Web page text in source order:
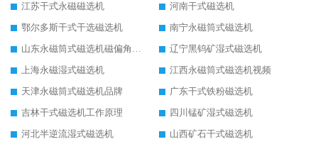
江苏干式永磁磁选机
河南干式磁选机
鄂尔多斯干式干选磁选机
南宁永磁筒式磁选机
山东永磁筒式磁选机磁偏角怎么调整
辽宁黑钨矿湿式磁选机
上海永磁湿式磁选机
江西永磁筒式磁选机视频
天津永磁筒式磁选机品牌
广东干式铁粉磁选机
吉林干式磁选机工作原理
四川锰矿湿式磁选机
河北半逆流湿式磁选机
山西矿石干式磁选机